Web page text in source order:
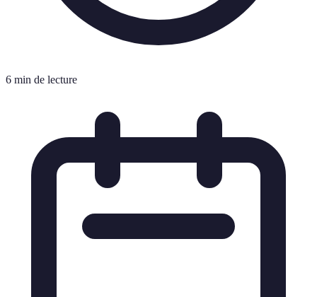
6 min de lecture